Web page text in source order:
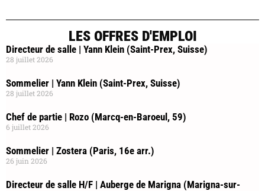
LES OFFRES D'EMPLOI
Directeur de salle | Yann Klein (Saint-Prex, Suisse)
28 juillet 2026
Sommelier | Yann Klein (Saint-Prex, Suisse)
28 juillet 2026
Chef de partie | Rozo (Marcq-en-Baroeul, 59)
6 juillet 2026
Sommelier | Zostera (Paris, 16e arr.)
26 juin 2026
Directeur de salle H/F | Auberge de Marigna (Marigna-sur-